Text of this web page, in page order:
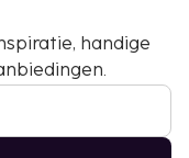
handige